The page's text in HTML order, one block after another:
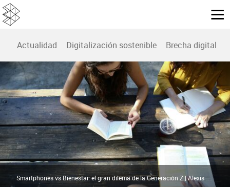
Actualidad Digitalización sostenible Brecha digital
Smartphones vs Bienestar: el gran dilema de la Generación Z | Alexis Brown / Unsplash